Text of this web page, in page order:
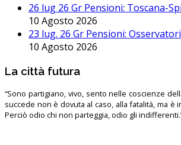
26 lug 26 Gr Pensioni: Toscana-
10 Agosto 2026
23 lug. 26 Gr Pensioni:
10 Agosto 2026
La città futura
“Sono partigiano, vivo, sento nelle coscienze
succede non è dovuta al caso, alla fatalità, ma
Perciò odio chi non parteggia, odio gli